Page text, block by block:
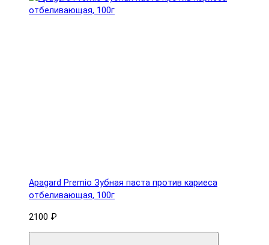
Apagard Premio Зубная паста против кариеса
отбеливающая, 100г
2100 ₽